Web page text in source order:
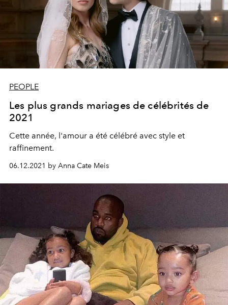
PEOPLE
Les plus grands mariages de célébrités de
2021
Cette année, l'amour a été célébré avec style et
raffinement.
06.12.2021 by Anna Cate Meis